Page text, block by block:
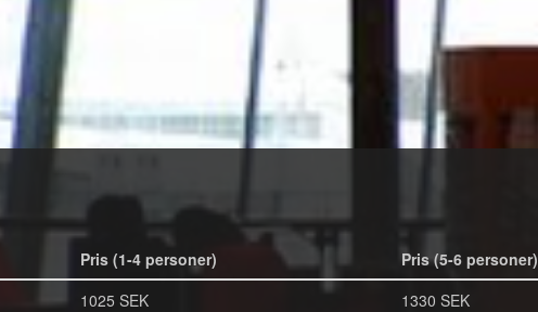
Pris (1-4 personer)
Pris (5-6 personer)
1025 SEK
1330 SEK